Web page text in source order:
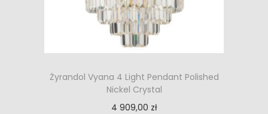
Żyrandol Vyana 4 Light Pendant Polished
Nickel Crystal
4 909,00 zł